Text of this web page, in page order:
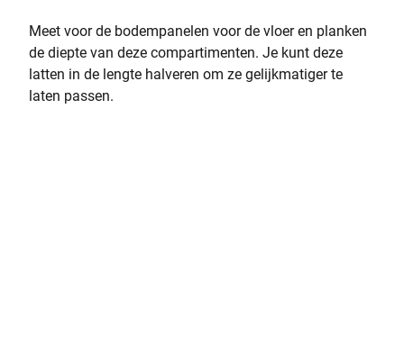
Meet voor de bodempanelen voor de vloer en planken
de diepte van deze compartimenten. Je kunt deze
latten in de lengte halveren om ze gelijkmatiger te
laten passen.